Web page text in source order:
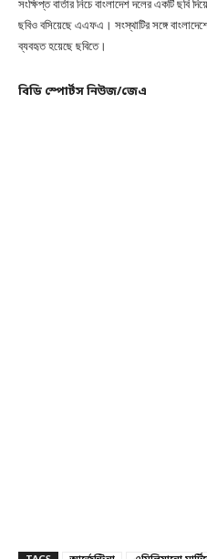
সংক্ষিপ্ত বার্তার নিচে বাংলাদেশ দলের একটি ছবি
ছবিও বসিয়েছে এএফএ। সংস্থাটির সঙ্গে
ব্যবহৃত হয়েছে ছবিতে।
বিডি স্পোর্টস নিউজ/জেএ